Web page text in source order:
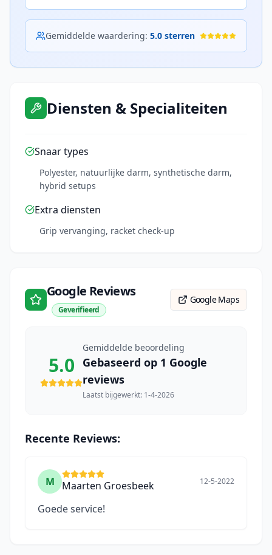
Gemiddelde waardering: 5.0 sterren
Diensten & Specialiteiten
Snaar types
Polyester, natuurlijke darm, synthetische darm,
hybrid setups
Extra diensten
Grip vervanging, racket check-up
Google Reviews
Geverifieerd
Google Maps
5.0
Gemiddelde beoordeling
Gebaseerd op 1 Google
reviews
Laatst bijgewerkt: 1-4-2026
Recente Reviews:
M Maarten Groesbeek 12-5-2022
Goede service!